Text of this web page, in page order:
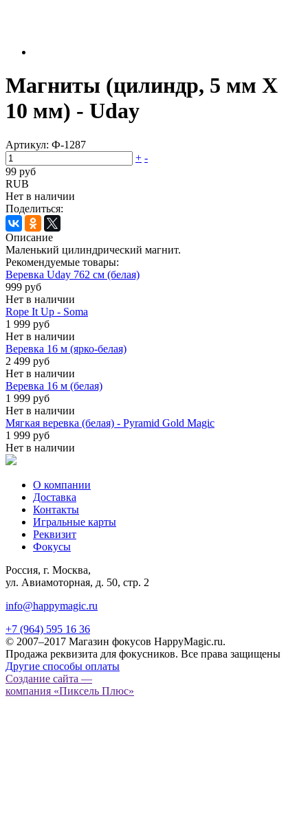
Магниты (цилиндр, 5 мм X
10 мм) - Uday
Артикул: Ф-1287
+ -
99 руб
RUB
Нет в наличии
Поделиться:
Описание
Маленький цилиндрический магнит.
Рекомендуемые товары:
Веревка Uday 762 см (белая)
999 руб
Нет в наличии
Rope It Up - Soma
1 999 руб
Нет в наличии
Веревка 16 м (ярко-белая)
2 499 руб
Нет в наличии
Веревка 16 м (белая)
1 999 руб
Нет в наличии
Мягкая веревка (белая) - Pyramid Gold Magic
1 999 руб
Нет в наличии
О компании
Доставка
Контакты
Игральные карты
Реквизит
Фокусы
Россия, г. Москва,
ул. Авиамоторная, д. 50, стр. 2
info@happymagic.ru
+7 (964) 595 16 36
© 2007–2017 Магазин фокусов HappyMagic.ru.
Продажа реквизита для фокусников. Все права защищены
Другие способы оплаты
Создание сайта —
компания «Пиксель Плюс»